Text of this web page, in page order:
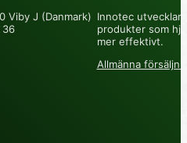
Viby J (Danmark)
36
Innotec utvecklar
produkter som
mer effektivt.
Allmänna